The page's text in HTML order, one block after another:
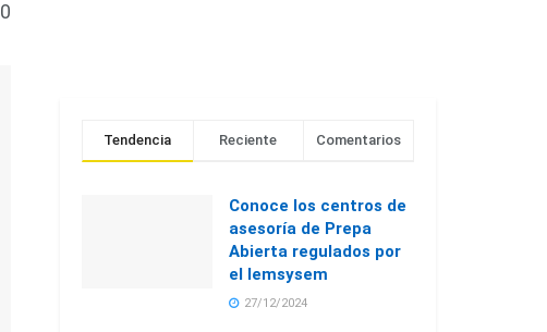
0
Tendencia Reciente Comentarios
Conoce los centros de
asesoría de Prepa
Abierta regulados por
el Iemsysem
27/12/2024